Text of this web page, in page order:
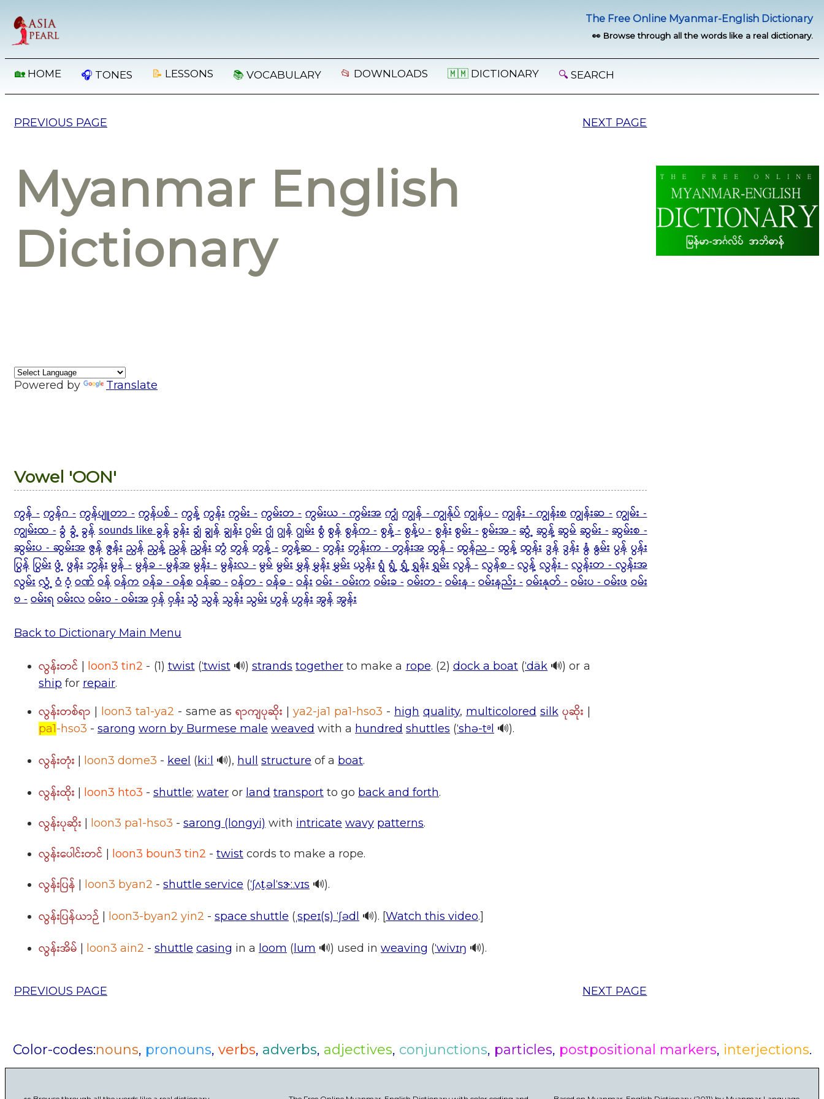
The Free Online Myanmar-English Dictionary
👀 Browse through all the words like a real dictionary.
🏡 HOME 🎧 TONES 📝 LESSONS 📚 VOCABULARY 📂 DOWNLOADS 🇲🇲 DICTIONARY 🔍 SEARCH
PREVIOUS PAGE NEXT PAGE
Myanmar English
Dictionary
Powered by Translate
Vowel 'OON'
ကွန် - ကွန်ဂ - ကွန်ပျူတာ - ကွန်ပစ် - ကွန့် ကွန်း ကွမ်း - ကွမ်းတ - ကွမ်းယ - ကွမ်းအ ကျွံ ကျွန် - ကျွန်ုပ် ကျွန်ပ - ကျွန်း - ကျွန်းစ ကျွန်းဆ - ကျွမ်း -
ကျွမ်းထ -ခွံ ခွံ့ ခွန်sounds like ခွန်ခွန်းချွံ ချွန်ချွန်းဂွမ်း ဂျွံ ဂျွန်ဂျွမ်း စွံစွန် စွန်က - စွန့် - စွန့်ပ - စွန်းစွမ်း -စွမ်းအ -ဆွံ့ ဆွန့် ဆွမ်ဆွမ်း -ဆွမ်းစ -
ဆွမ်းပ - ဆွမ်းအ ဇွန် ဇွန်း ညွန် ညွန့် ညွှန် ညွှန်း တွံ တွန် တွန့် - တွန့်ဆ - တွန်း တွန်းက - တွန်းအ ထွန် - ထွန်ည - ထွန့် ထွန်း ဒွန် ဒွန်း နွံ နွမ်း ပွန် ပွန်း
ပြွန် ပြွမ်း ဖွံ့ ဖွန်း ဘွန်း မွန် - မွန်ခ - မွန်အ မွန်း - မွန်းလ - မွမ် မွမ်း မွှန် မွှန်း မွှမ်း ယွန်း ရွံ ရွံ့ ရွှံ့ ရွှန်း ရွှမ်း လွန် - လွန်စ - လွန့် လွန်း - လွန်းတ - လွန်းအ
လွမ်းလွှံ့ ဝံဝံ့ဝဏ်ဝန်ဝန်ကဝန်ခ - ဝန်စဝန်ဆ -ဝန်တ -ဝန်ဓ -ဝန်းဝမ်း - ဝမ်းကဝမ်းခ -ဝမ်းတ -ဝမ်းန -ဝမ်းနည်း -ဝမ်းနုတ် -ဝမ်းပ - ဝမ်းဖဝမ်း
ဗ -ဝမ်းရ ဝမ်းလဝမ်းဝ - ဝမ်းအဝှန်ဝှန်းသွံ သွန်သွန်းသွမ်းဟွန်ဟွန်းအွန်အွန်း
Back to Dictionary Main Menu
လွန်းတင် | loon3 tin2 - (1) twist(ˈtwist🔊)strands together to make a rope. (2) dock a boat (ˈdäk 🔊) or a
ship for repair.
လွန်းတစ်ရာ | loon3 ta1-ya2 - same asရာကျပုဆိုး |ya2-ja1 pa1-hso3 - high quality, multicolored silk ပုဆိုး |
pa1-hso3 - sarong worn by Burmese male weaved with a hundred shuttles (ˈshə-tᵊl 🔊).
လွန်းတုံး | loon3 dome3 - keel (kiːl 🔊), hull structure of a boat.
လွန်းထိုး | loon3 hto3 - shuttle; water or land transport to go back and forth.
လွန်းပုဆိုး | loon3 pa1-hso3 - sarong (longyi) with intricate wavy patterns.
လွန်းပေါင်းတင် | loon3 boun3 tin2 - twist cords to make a rope.
လွန်းပြန် | loon3 byan2 - shuttle service (ˈʃʌt̬.əlˈsɝː.vɪs 🔊).
လွန်းပြန်ယာဉ် | loon3-byan2 yin2 - space shuttle (ˌspeɪ(s) ˈʃədl 🔊). [Watch this video.]
လွန်းအိမ် | loon3 ain2 - shuttle casing in a loom (lum 🔊) used in weaving (ˈwivɪŋ 🔊).
PREVIOUS PAGE NEXT PAGE
Color-codes:nouns, pronouns, verbs, adverbs, adjectives, conjunctions, particles, postpositional markers, interjections.